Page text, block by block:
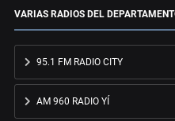
VARIAS RADIOS DEL
95.1 FM RADIO CITY
AM 960 RADIO YÍ